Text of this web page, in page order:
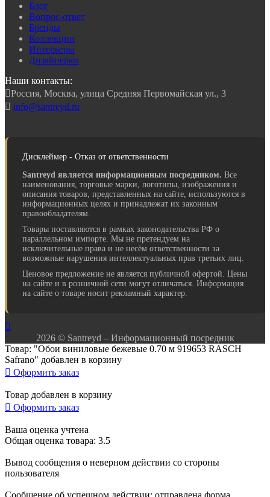
Блог
Вопрос-ответ
Бренды
Коллекции
Интерьеры
Дизайнерам
Наши контакты:
Россия, Москва, улица Средняя Первомайская ул., 3
 info@santreyd.ru
Дисклеймер - Отказ от ответственности
Santreyd является информационным посредником. Все
наименования, торговые марки, логотипы, изображения и
описания товаров, представленных на сайте, используются в
информационных целях и принадлежат их законным
правообладателям.
Товары поставляются в рамках законодательства РФ о
параллельном импорте. Мы не претендуем на
исключительные права и не несём ответственности за
возможные нарушения интеллектуальных прав третьих лиц.
Ценовое предложение не является публичной офертой. Цены
на сайте и в розничной сети могут отличаться. Информация
на сайте о товаре носит рекламный характер.

2026 © Santreyd – Информационный посредник
Товар: "Обои виниловые бежевые 0.70 м 919653 RASCH
Safrano" добавлен в корзину
 Оформить заказ
Товар добавлен в корзину
 Оформить заказ
Ваша оценка учтена
Общая оценка товара: 3.5
Вывод сообщения о неверном действии со стороны
пользователя
Сообщение об успешном действии: отправлена форма,